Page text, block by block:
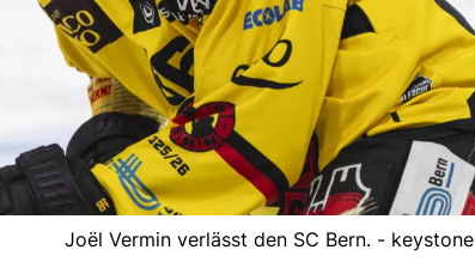
Joël Vermin verlässt den SC Bern. - keystone